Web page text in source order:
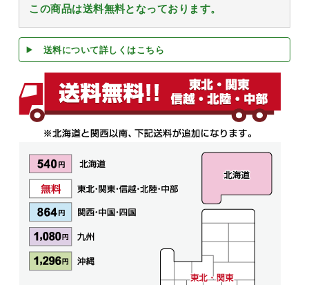
この商品は送料無料となっております。
送料について詳しくはこちら